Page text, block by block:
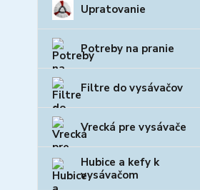
Upratovanie
Potreby na pranie
Filtre do vysávačov
Vrecká pre vysávače
Hubice a kefy k
vysávačom